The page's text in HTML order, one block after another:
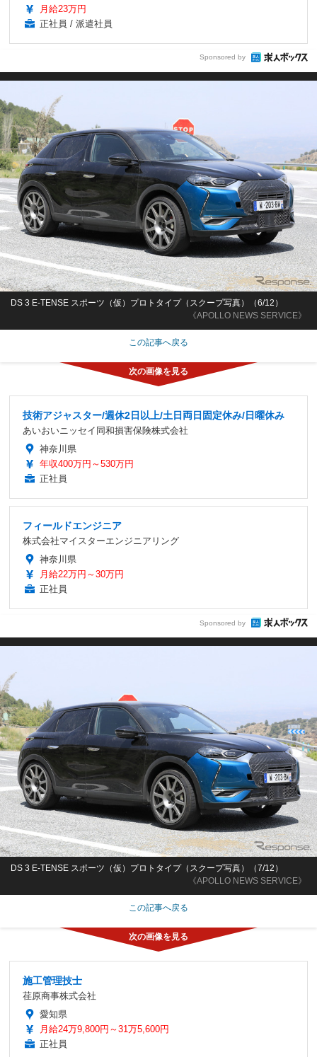
月給23万円
正社員 / 派遣社員
Sponsored by
《APOLLO NEWS SERVICE》
DS 3 E-TENSE スポーツ（仮）プロトタイプ（スクープ写真）（6/12）
この記事へ戻る
技術アジャスター/週休2日以上/土日両日固定休み/日曜休み
あいおいニッセイ同和損害保険株式会社
神奈川県
年収400万円～530万円
正社員
フィールドエンジニア
株式会社マイスターエンジニアリング
神奈川県
月給22万円～30万円
正社員
Sponsored by
《APOLLO NEWS SERVICE》
DS 3 E-TENSE スポーツ（仮）プロトタイプ（スクープ写真）（7/12）
この記事へ戻る
施工管理技士
荏原商事株式会社
愛知県
月給24万9,800円～31万5,600円
正社員